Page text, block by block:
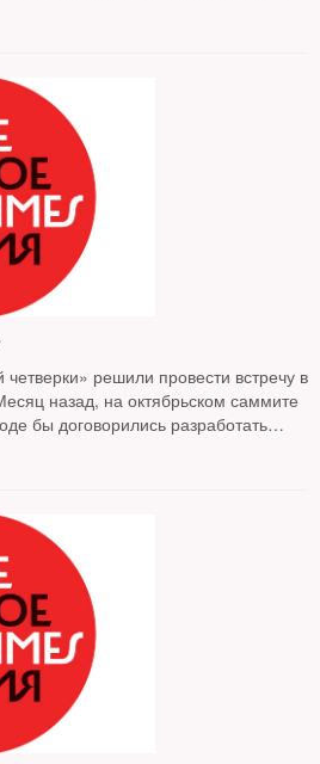
решили провести встречу в
назад, на октябрьском саммите
бы договорились разработать
договоренности безнадежно
предлагает собственный вариант